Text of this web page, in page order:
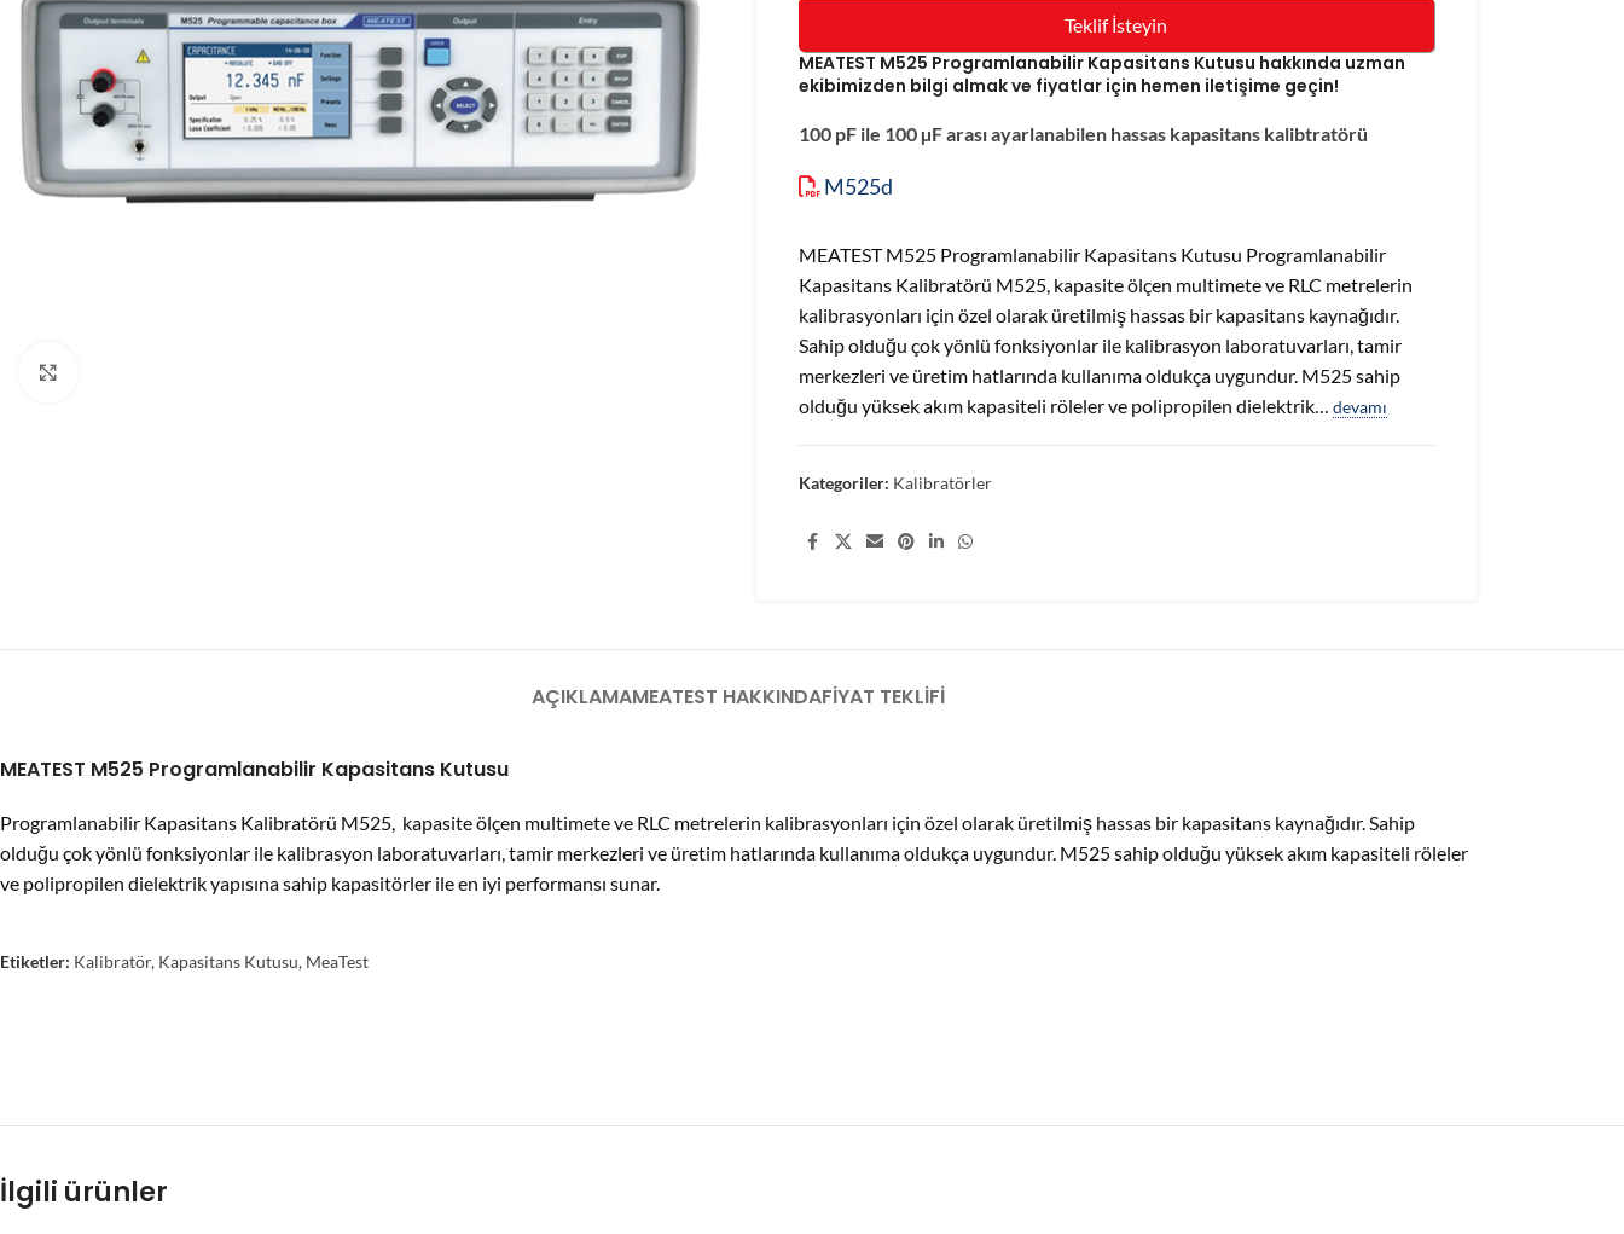
Teklif İsteyin
MEATEST M525 Programlanabilir Kapasitans Kutusu hakkında uzman
ekibimizden bilgi almak ve fiyatlar için hemen iletişime geçin!
100 pF ile 100 µF arası ayarlanabilen hassas kapasitans kalibtratörü
M525d
MEATEST M525 Programlanabilir Kapasitans Kutusu Programlanabilir
Kapasitans Kalibratörü M525, kapasite ölçen multimete ve RLC metrelerin
kalibrasyonları için özel olarak üretilmiş hassas bir kapasitans kaynağıdır.
Sahip olduğu çok yönlü fonksiyonlar ile kalibrasyon laboratuvarları, tamir
merkezleri ve üretim hatlarında kullanıma oldukça uygundur. M525 sahip
olduğu yüksek akım kapasiteli röleler ve polipropilen dielektrik… devamı
Kategoriler: Kalibratörler
Share:
AÇIKLAMAMEATEST HAKKINDAFIYAT TEKLIFI
MEATEST M525 Programlanabilir Kapasitans Kutusu
Programlanabilir Kapasitans Kalibratörü M525, kapasite ölçen multimete ve RLC metrelerin kalibrasyonları için özel olarak üretilmiş hassas bir kapasitans kaynağıdır. Sahip
olduğu çok yönlü fonksiyonlar ile kalibrasyon laboratuvarları, tamir merkezleri ve üretim hatlarında kullanıma oldukça uygundur. M525 sahip olduğu yüksek akım kapasiteli röleler
ve polipropilen dielektrik yapısına sahip kapasitörler ile en iyi performansı sunar.
Etiketler: Kalibratör, Kapasitans Kutusu, MeaTest
İlgili ürünler